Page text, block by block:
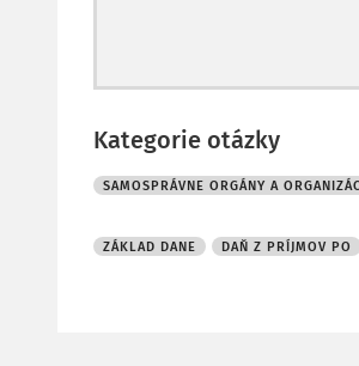
Kategorie otázky
SAMOSPRÁVNE ORGÁNY A
ZÁKLAD DANE DAŇ Z PRÍJMOV PO